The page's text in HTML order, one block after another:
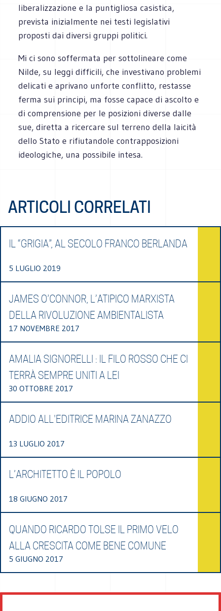
liberalizzazione e la puntigliosa casistica,
prevista inizialmente nei testi legislativi
proposti dai diversi gruppi politici.
Mi ci sono soffermata per sottolineare come
Nilde, su leggi difficili, che investivano problemi
delicati e aprivano unforte conflitto, restasse
ferma sui principi, ma fosse capace di ascolto e
di comprensione per le posizioni diverse dalle
sue, diretta a ricercare sul terreno della laicità
dello Stato e rifiutandole contrapposizioni
ideologiche, una possibile intesa.
ARTICOLI CORRELATI
IL “GRIGIA”, AL SECOLO FRANCO BERLANDA
5 LUGLIO 2019
JAMES O’CONNOR, L’ATIPICO MARXISTA
DELLA RIVOLUZIONE AMBIENTALISTA
17 NOVEMBRE 2017
AMALIA SIGNORELLI : IL FILO ROSSO CHE CI
TERRÀ SEMPRE UNITI A LEI
30 OTTOBRE 2017
ADDIO ALL'EDITRICE MARINA ZANAZZO
13 LUGLIO 2017
L’ARCHITETTO È IL POPOLO
18 GIUGNO 2017
QUANDO RICARDO TOLSE IL PRIMO VELO
ALLA CRESCITA COME BENE COMUNE
5 GIUGNO 2017